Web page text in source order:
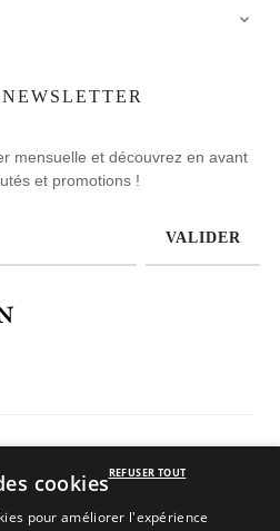

mensuelle et découvrez en avant
et promotions !
VALIDER
5 sur 234 avis
cookies
pour améliorer l'expérience
REFUSER TOUT